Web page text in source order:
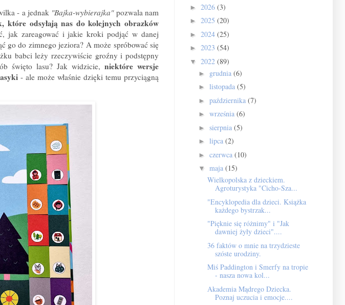
- a jednak "Bajka-wybierajka"pozwala nam
które odsyłają nas do kolejnych obrazków
jak zareagować i jakie kroki podjąć w danej
go do zimnego jeziora? A może spróbować się
babci leży rzeczywiście groźny i podstępny
święto lasu? Jak widzicie, niektóre wersje
- ale może właśnie dzięki temu przyciągną
► 2026 (3)
► 2025 (20)
► 2024 (25)
► 2023 (54)
▼ 2022 (89)
► grudnia (6)
► listopada (5)
► października (7)
► września (6)
► sierpnia (5)
► lipca (2)
► czerwca (10)
▼ maja (15)
Wielkopolska z dzieckiem.
Agroturystyka "Cicho-Sza...
"Encyklopedia dla dzieci. Książka
każdego bystrzak...
"Pięknie się różnimy" i "Jak
dawniej żyły dzieci"....
36 faktów o mnie na trzydzieste
szóste urodziny.
Miś Paddington i Smerfy na tropie
- nasza nowa kol...
Akademia Mądrego Dziecka.
Poznaj uczucia i emocje....